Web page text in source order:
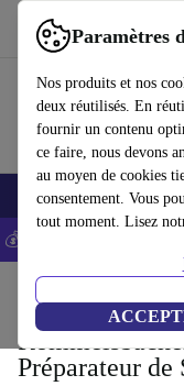
Paramètres
Nos produits et nos
deux réutilisés. En
fournir un contenu
ce faire, nous devons
au moyen de cookies
consentement. Vous
tout moment. Lisez
Utilisez refurbed
Smartphones Laptops
💰-5% EXTRA sur les
Préparateur de